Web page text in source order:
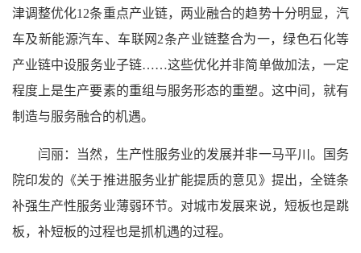
津调整优化12条重点产业链，两业融合的趋势十分明显，汽
车及新能源汽车、车联网2条产业链整合为一，绿色石化等
产业链中设服务业子链……这些优化并非简单做加法，一定
程度上是生产要素的重组与服务形态的重塑。这中间，就有
制造与服务融合的机遇。
闫丽：当然，生产性服务业的发展并非一马平川。国务
院印发的《关于推进服务业扩能提质的意见》提出，全链条
补强生产性服务业薄弱环节。对城市发展来说，短板也是跳
板，补短板的过程也是抓机遇的过程。